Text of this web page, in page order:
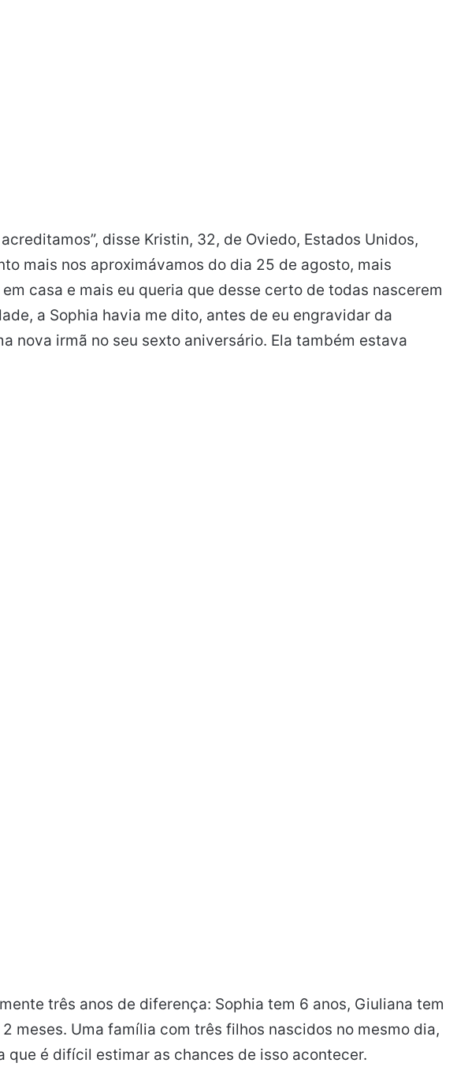
disse Kristin, 32, de Oviedo, Estados Unidos,
mais nos aproximávamos do dia 25 de agosto, mais
casa e mais eu queria que desse certo de todas nascerem
a Sophia havia me dito, antes de eu engravidar da
nova irmã no seu sexto aniversário. Ela também estava
três anos de diferença: Sophia tem 6 anos, Giuliana tem
meses. Uma família com três filhos nascidos no mesmo dia,
que é difícil estimar as chances de isso acontecer.